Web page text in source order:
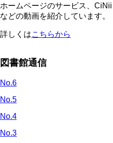
ホームページのサービス、
などの動画を紹介しています。
詳しくはこちらから
図書館通信
No.6
No.5
No.4
No.3